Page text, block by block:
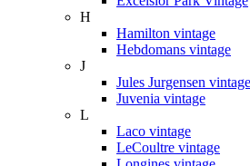
H
Hamilton vintage
Hebdomans vintage
J
Jules Jurgensen vintage
Juvenia vintage
L
Laco vintage
LeCoultre vintage